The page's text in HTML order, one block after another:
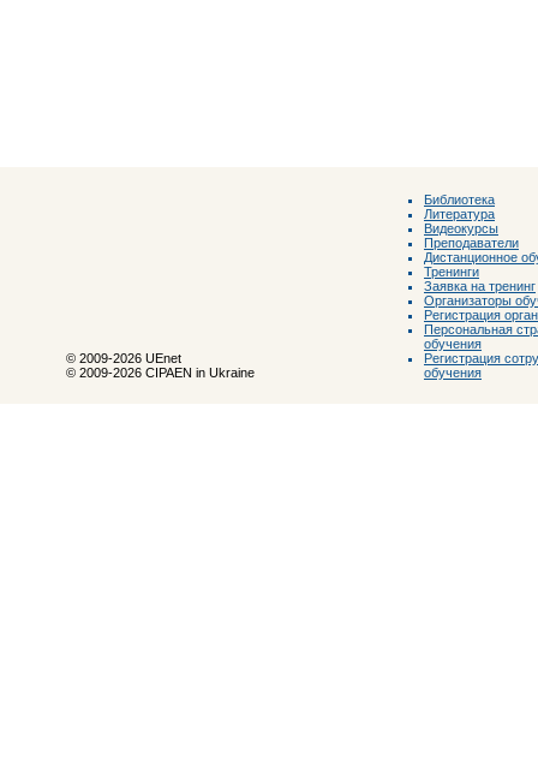
© 2009-2026 UEnet
© 2009-2026 CIPAEN in Ukraine
Библиотека
Литература
Видеокурсы
Преподаватели
Дистанционное
Тренинги
Заявка на тренинг
Организаторы
Регистрация
Персональная
обучения
Регистрация
обучения